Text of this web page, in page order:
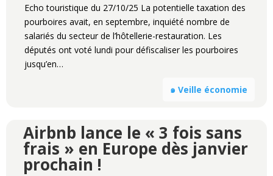
Echo touristique du 27/10/25 La potentielle taxation des
pourboires avait, en septembre, inquiété nombre de
salariés du secteur de l’hôtellerie-restauration. Les
députés ont voté lundi pour défiscaliser les pourboires
jusqu’en…
๑ Veille économie
Airbnb lance le « 3 fois sans
frais » en Europe dès janvier
prochain !